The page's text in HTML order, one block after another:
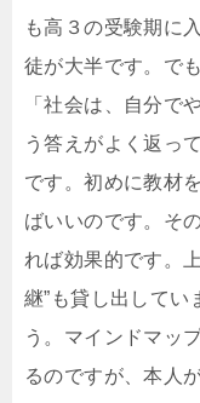
も高３の受験期に
徒が大半です。で
「社会は、自分で
う答えがよく返っ
です。初めに教材
ばいいのです。そ
れば効果的です。
継”も貸し出してい
う。マインドマッ
るのですが、本人